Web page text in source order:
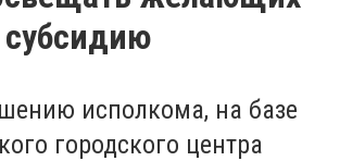
субсидию
исполкома, на базе
городского центра